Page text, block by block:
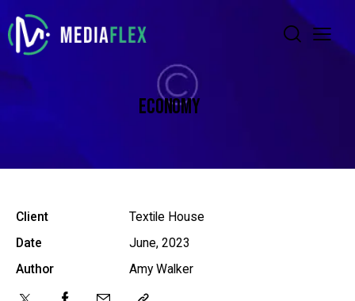
ECONOMY
Client
Textile House
Date
June, 2023
Author
Amy Walker